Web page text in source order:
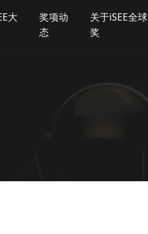
大
奖项动
态
关于iSEE全球
奖